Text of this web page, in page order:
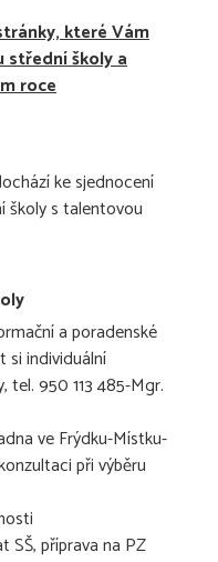
které Vám
střední školy a
roce
ke sjednocení
školy s talentovou
a poradenské
si individuální
tel. 950 113 485-Mgr.
ve Frýdku-Místku-
při výběru
SŠ, příprava na PZ